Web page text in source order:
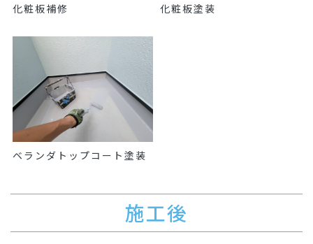
化粧板補修 化粧板塗装
ベランダトップコート塗装
施工後